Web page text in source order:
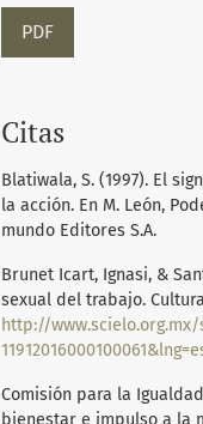
PDF
Citas
Blatiwala, S. (1997). El
la acción. En M. León,
mundo Editores S.A.
Brunet Icart, Ignasi, &
sexual del trabajo.
http://
Comisión para la
bienestar e impulso a la